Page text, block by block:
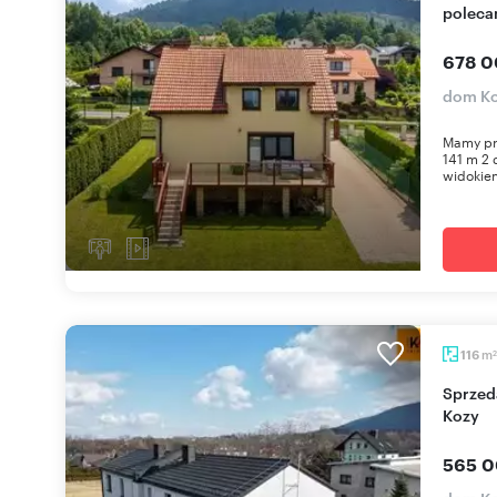
678
dom
Mamy
141 m 2
116 m2
Sprzedam nowoczesny dom 116 m² z garażem w
Kozy
565